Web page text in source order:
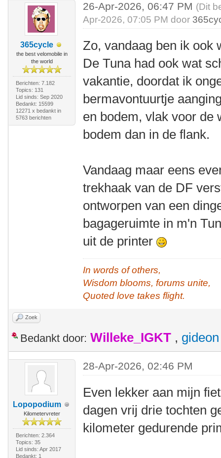
365cycle
the best velomobile in
the world
Berichten: 7.182
Topics: 131
Lid sinds: Sep 2020
Bedankt: 15599
12271 x bedankt in
5763 berichten
26-Apr-2026, 06:47 PM (Dit
Apr-2026, 07:05 PM door
Zo, vandaag ben ik ook
De Tuna had ook wat
vakantie, doordat ik
bermavontuurtje
en bodem, vlak voor de
bodem dan in de flank.
Vandaag maar eens
trekhaak van de DF
ontworpen van een
bagageruimte in m'n
uit de printer
In words of others,
Wisdom blooms, forums unite,
Quoted love takes flight.
Zoek
Bedankt door: Willeke_IGKT , gideon
Lopopodium
Kilometervreter
Berichten: 2.364
Topics: 35
Lid sinds: Apr 2017
Bedankt: 1
28-Apr-2026, 02:46 PM
Even lekker aan mijn
dagen vrij drie tochten
kilometer gedurende